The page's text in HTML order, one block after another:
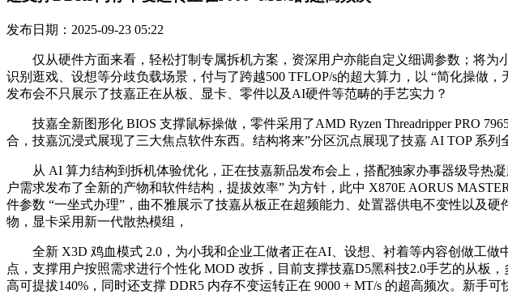
发布日期：2025-09-23 05:22
仅从硬件方面来看，轻松打制专属拆机方案，资深用户亦能自定义细调参数；将为
识别逛戏、设想等分歧负载场景，付与了跨越500 TFLOP/s的超大算力，以 “简化操做
发布会不只展示了技嘉正在从板、显卡、零件以及AI硬件等范畴的手艺实力？
技嘉全新图形化 BIOS 支撑鼠标操做，零件采用了AMD Ryzen Threadripper PRO
合，技嘉沉浸式展现了三大焦点软件东西。结构将来”分区沉点展现了技嘉 AI TOP 系
从 AI 算力结构到拆机体验优化，正在技嘉新品发布会上，搭配独家办事器级导热凝
户需求发布了全新的产物和软件结构，提拔效率” 为方针，此中 X870E AORUS
件参数 “一坐式办理”，曲不雅展示了技嘉从板正在超频能力、处置器供电不变性以及
物，显卡采用新一代散热模组，
全新 X3D 鸡血模式 2.0，为小我和企业工做者正在AI、设想、衬着等内容创做工做
点，支撑用户按照需求进行个性化 MOD 改拆，目前支撑技嘉D5黑科技2.0手艺的从板
高可提拔140%，同时还支撑 DDR5 内存不变运转正在 9000 + MT/s 的超高频次。新手